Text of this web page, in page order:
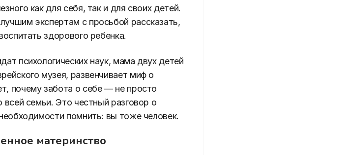
как для себя, так и для своих детей.
экспертам с просьбой рассказать,
здорового ребенка.
психологических наук, мама двух детей
музея, развенчивает миф о
почему забота о себе — не просто
семьи. Это честный разговор о
помнить: вы тоже человек.
материнство